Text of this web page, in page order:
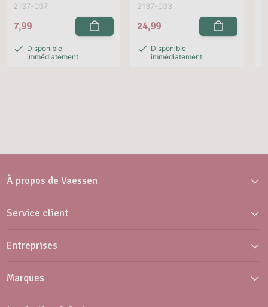
2137-037
7,99
Disponible
immédiatement
2137-033
24,99
Disponible
immédiatement
À propos de Vaessen
Service client
Entreprises
Marques